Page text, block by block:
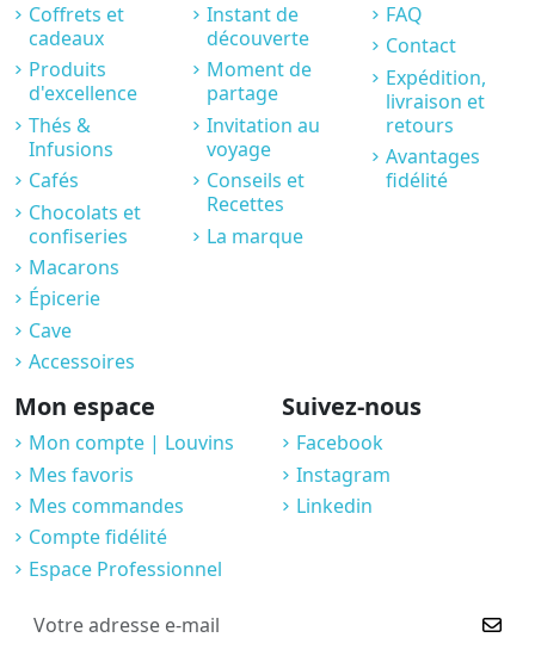
Coffrets et
cadeaux
Produits
d'excellence
Thés &
Infusions
Cafés
Chocolats et
confiseries
Macarons
Épicerie
Cave
Accessoires
Instant de
découverte
Moment de
partage
Invitation au
voyage
Conseils et
Recettes
La marque
FAQ
Contact
Expédition,
livraison et
retours
Avantages
fidélité
Mon espace
Mon compte | Louvins
Mes favoris
Mes commandes
Compte fidélité
Espace Professionnel
Suivez-nous
Facebook
Instagram
Linkedin